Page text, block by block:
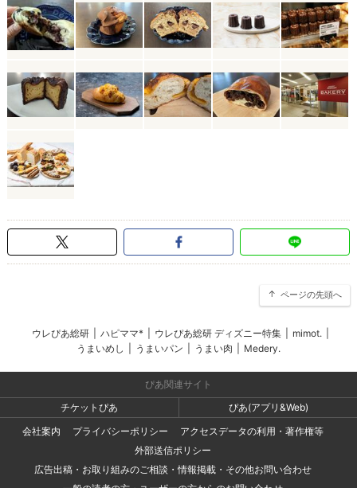
ページの先頭へ
ウレぴあ総研 ハピママ* ウレぴあ総研 ディズニー特集 mimot.
うまいめし
うまいパン うまい肉 Medery.
ぴあ関連サイト
チケットぴあ
ぴあ(アプリ&Web)
会社案内
プライバシーポリシー
アクセスデータの利用・著作権等
外部送信ポリシー
広告出稿・お取り組みのご相談・情報掲載・その他お問い合わせ